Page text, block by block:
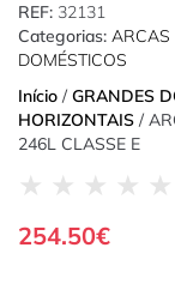
REF: 32131
Categorias: ARCAS
DOMÉSTICOS
Início / GRANDES
HORIZONTAIS /
246L CLASSE E
★ ★ ★ ★ ★
254.50€